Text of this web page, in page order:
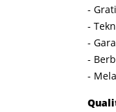
-
-
-
-
-